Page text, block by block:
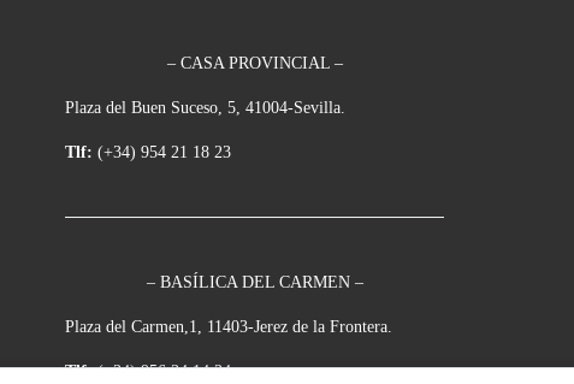
– CASA PROVINCIAL –
Plaza del Buen Suceso, 5, 41004-Sevilla.
Tlf: (+34) 954 21 18 23
– BASÍLICA DEL CARMEN –
Plaza del Carmen,1, 11403-Jerez de la Frontera.
Tlf:(+34) 956 34 14 34